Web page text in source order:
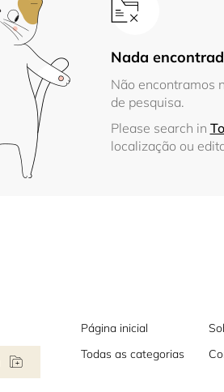
Nada
Não encontramos
de pesquisa.
Please search in
localização ou
Página inicial
Todas as categorias